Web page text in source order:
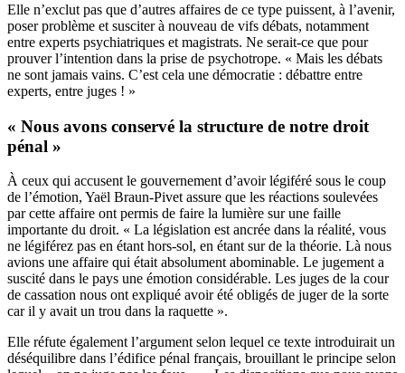
Elle n’exclut pas que d’autres affaires de ce type puissent, à l’avenir,
poser problème et susciter à nouveau de vifs débats, notamment
entre experts psychiatriques et magistrats. Ne serait-ce que pour
prouver l’intention dans la prise de psychotrope. « Mais les débats
ne sont jamais vains. C’est cela une démocratie : débattre entre
experts, entre juges ! »
« Nous avons conservé la structure de notre droit
pénal »
À ceux qui accusent le gouvernement d’avoir légiféré sous le coup
de l’émotion, Yaël Braun-Pivet assure que les réactions soulevées
par cette affaire ont permis de faire la lumière sur une faille
importante du droit. « La législation est ancrée dans la réalité, vous
ne légiférez pas en étant hors-sol, en étant sur de la théorie. Là nous
avions une affaire qui était absolument abominable. Le jugement a
suscité dans le pays une émotion considérable. Les juges de la cour
de cassation nous ont expliqué avoir été obligés de juger de la sorte
car il y avait un trou dans la raquette ».
Elle réfute également l’argument selon lequel ce texte introduirait un
déséquilibre dans l’édifice pénal français, brouillant le principe selon